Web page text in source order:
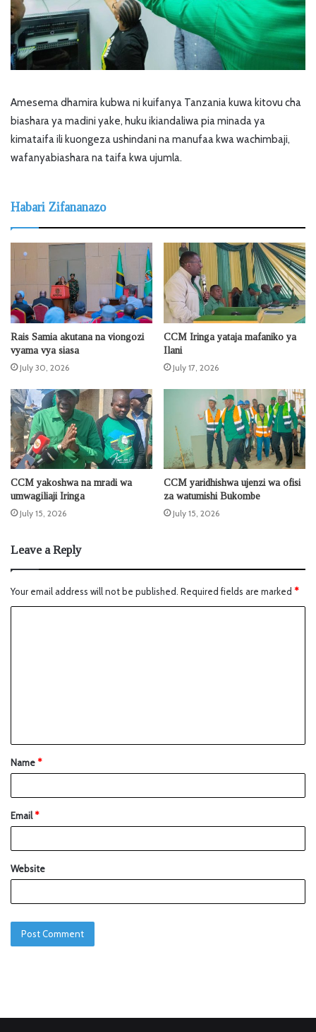
Amesema dhamira kubwa ni kuifanya Tanzania kuwa kitovu cha
biashara ya madini yake, huku ikiandaliwa pia minada ya
kimataifa ili kuongeza ushindani na manufaa kwa wachimbaji,
wafanyabiashara na taifa kwa ujumla.
Habari Zifananazo
Rais Samia akutana na viongozi
vyama vya siasa
July 30, 2026
CCM Iringa yataja mafaniko ya
Ilani
July 17, 2026
CCM yakoshwa na mradi wa
umwagiliaji Iringa
July 15, 2026
CCM yaridhishwa ujenzi wa ofisi
za watumishi Bukombe
July 15, 2026
Leave a Reply
Your email address will not be published. Required fields are marked *
Name*
Email*
Website